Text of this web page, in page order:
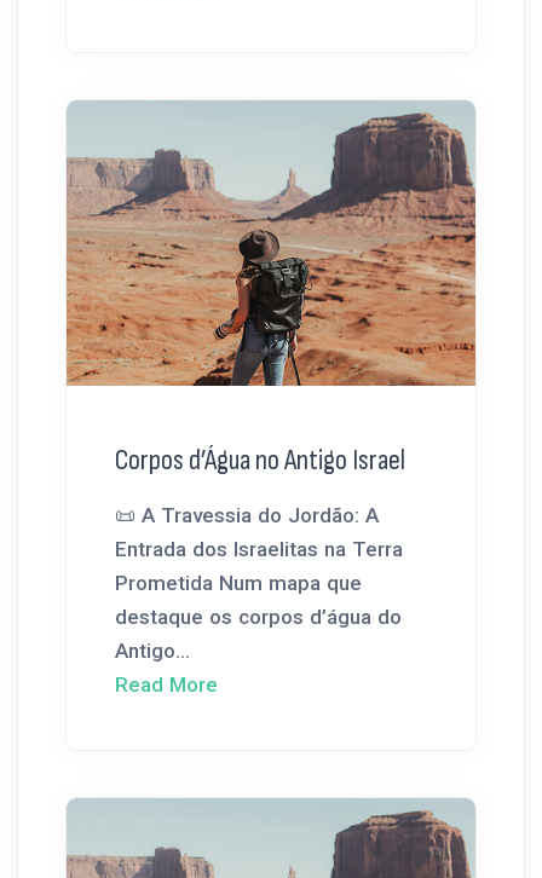
Corpos d’Água no Antigo Israel
📜 A Travessia do Jordão: A
Entrada dos Israelitas na Terra
Prometida Num mapa que
destaque os corpos d’água do
Antigo...
Read More